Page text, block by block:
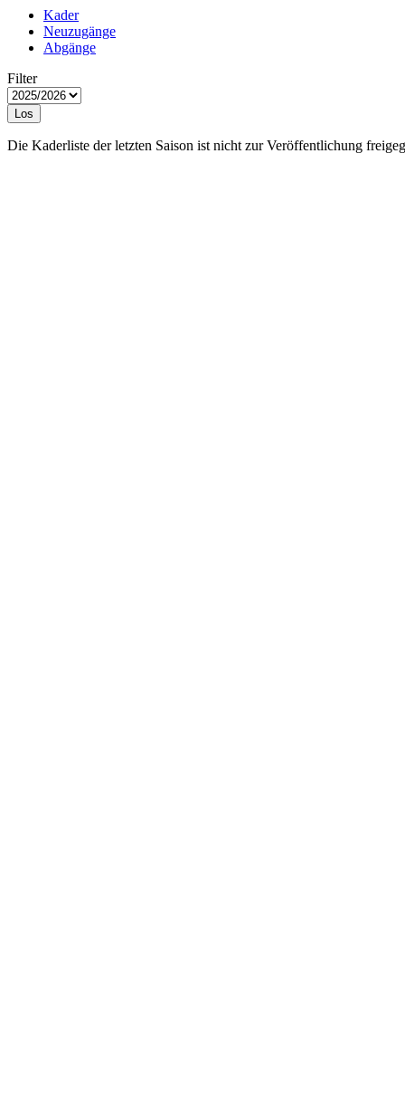
Kader
Neuzugänge
Abgänge
Filter
Los
Die Kaderliste der letzten Saison ist nicht zur Veröffentlichung